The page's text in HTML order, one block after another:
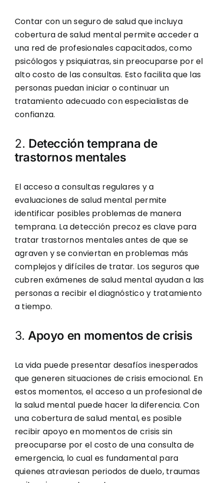
Contar con un seguro de salud que incluya
cobertura de salud mental permite acceder a
una red de profesionales capacitados, como
psicólogos y psiquiatras, sin preocuparse por el
alto costo de las consultas. Esto facilita que las
personas puedan iniciar o continuar un
tratamiento adecuado con especialistas de
confianza.
2. Detección temprana de
trastornos mentales
El acceso a consultas regulares y a
evaluaciones de salud mental permite
identificar posibles problemas de manera
temprana. La detección precoz es clave para
tratar trastornos mentales antes de que se
agraven y se conviertan en problemas más
complejos y difíciles de tratar. Los seguros que
cubren exámenes de salud mental ayudan a las
personas a recibir el diagnóstico y tratamiento
a tiempo.
3. Apoyo en momentos de crisis
La vida puede presentar desafíos inesperados
que generen situaciones de crisis emocional. En
estos momentos, el acceso a un profesional de
la salud mental puede hacer la diferencia. Con
una cobertura de salud mental, es posible
recibir apoyo en momentos de crisis sin
preocuparse por el costo de una consulta de
emergencia, lo cual es fundamental para
quienes atraviesan periodos de duelo, traumas